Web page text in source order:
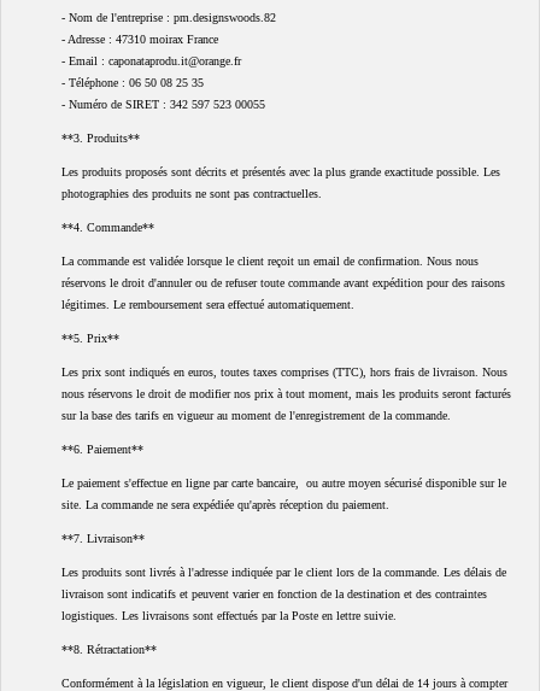
- Nom de l'entreprise : pm.designswoods.82
- Adresse : 47310 moirax France
- Email : caponataprodu.it@orange.fr
- Téléphone : 06 50 08 25 35
- Numéro de SIRET : 342 597 523 00055
**3. Produits**
Les produits proposés sont décrits et présentés avec la plus grande exactitude possible. Les
photographies des produits ne sont pas contractuelles.
**4. Commande**
La commande est validée lorsque le client reçoit un email de confirmation. Nous nous
réservons le droit d'annuler ou de refuser toute commande avant expédition pour des raisons
légitimes. Le remboursement sera effectué automatiquement.
**5. Prix**
Les prix sont indiqués en euros, toutes taxes comprises (TTC), hors frais de livraison. Nous
nous réservons le droit de modifier nos prix à tout moment, mais les produits seront facturés
sur la base des tarifs en vigueur au moment de l'enregistrement de la commande.
**6. Paiement**
Le paiement s'effectue en ligne par carte bancaire, ou autre moyen sécurisé disponible sur le
site. La commande ne sera expédiée qu'après réception du paiement.
**7. Livraison**
Les produits sont livrés à l'adresse indiquée par le client lors de la commande. Les délais de
livraison sont indicatifs et peuvent varier en fonction de la destination et des contraintes
logistiques. Les livraisons sont effectués par la Poste en lettre suivie.
**8. Rétractation**
Conformément à la législation en vigueur, le client dispose d'un délai de 14 jours à compter